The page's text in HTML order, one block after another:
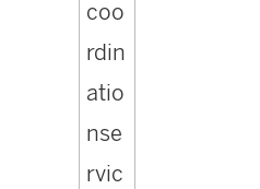
coo
rdin
atio
nse
rvic